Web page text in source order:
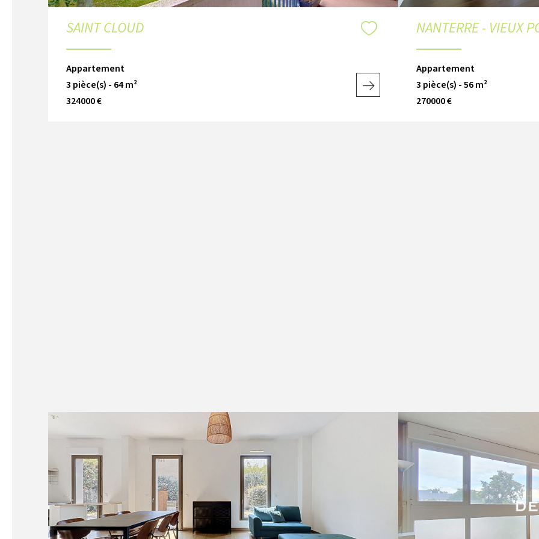
SAINT CLOUD
Appartement
3 pièce(s) - 64 m²
324000 €
NANTERRE - VIEUX
Appartement
3 pièce(s) - 56 m²
270000 €